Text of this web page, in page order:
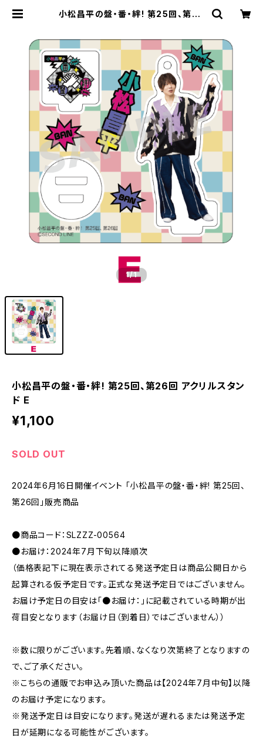
小松昌平の盤・番・絆! 第25回、第26
1/1
小松昌平の盤・番・絆! 第25回、第26回 アクリルスタン
ド E
¥1,100
SOLD OUT
2024年6月16日開催イベント 「小松昌平の盤・番・絆! 第25回、
第26回」販売商品
●商品コード：SLZZZ-00564
●お届け：2024年7月下旬以降順次
（価格表記下に現在表示されてる発送予定日は商品公開日から
起算される仮予定日です。正式な発送予定日ではございません。
お届け予定日の目安は「●お届け：」に記載されている時期が出
荷目安となります（お届け日（到着日）ではございません））
※数に限りがございます。先着順、なくなり次第終了となりますの
で、ご了承ください。
※こちらの通販でお申込み頂いた商品は【2024年7月中旬】以降
のお届け予定になります。
※発送予定日は目安になります。発送が遅れるまたは発送予定
日が延期になる可能性がございます。